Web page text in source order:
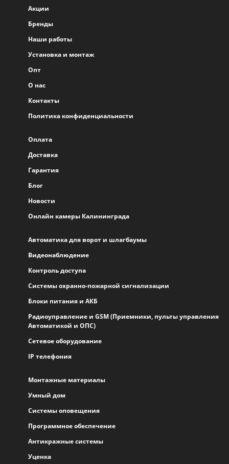
Акции
Бренды
Наши работы
Установка и монтаж
Опт
О нас
Контакты
Политика конфиденциальности
Оплата
Доставка
Гарантия
Блог
Новости
Онлайн камеры Калининграда
Автоматика для ворот и шлагбаумы
Видеонаблюдение
Контроль доступа
Системы охранно-пожарной сигнализации
Блоки питания и АКБ
Радиоуправление и GSM (Приемники, пульты управления
Автоматикой и ОПС)
Сетевое оборудование
IP телефония
Монтажные материалы
Умный дом
Системы оповещения
Программное обеспечение
Антикражные системы
Уценка